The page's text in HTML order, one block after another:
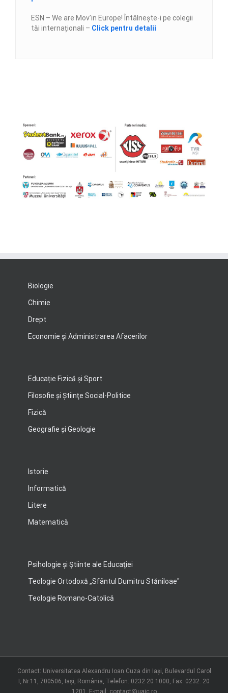
ESN – We are Mov’in Europe! Întâlnește-i pe colegii
tăi internaționali – Click pentru detalii
Biologie
Chimie
Drept
Economie şi Administrarea Afacerilor
Educație Fizică și Sport
Filosofie şi Ştiinţe Social-Politice
Fizică
Geografie şi Geologie
Istorie
Informatică
Litere
Matematică
Psihologie şi Ştiinte ale Educaţiei
Teologie Ortodoxă „Sfântul Dumitru Stăniloae"
Teologie Romano-Catolică
Contact: Universitatea Alexandru Ioan Cuza din Iași, Bulevardul Carol
I, Nr.11, 700506, Iaşi, România, Telefon: 0232 20 1000, Fax: 0232. 20
1201, E-mail: contact@uaic.ro